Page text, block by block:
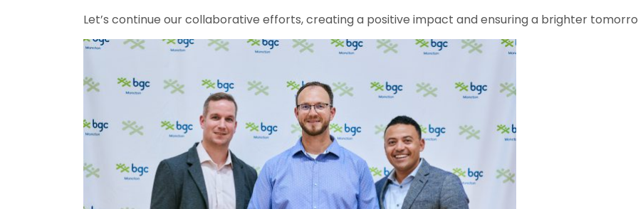
Let’s continue our collaborative efforts, creating a positive impact and ensuring a brighter